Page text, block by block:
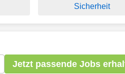
Sicherheit
Jetzt passende Jobs